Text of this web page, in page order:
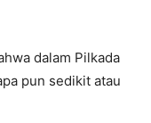
dalam Pilkada
pun sedikit atau